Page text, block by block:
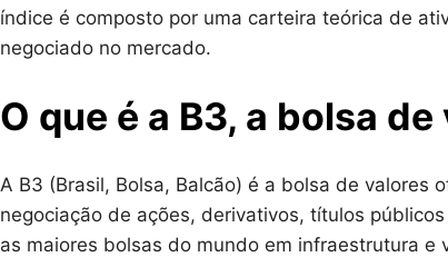
índice é composto por uma carteira teórica de
negociado no mercado.
O que é a B3, a bolsa
A B3 (Brasil, Bolsa, Balcão) é a bolsa de valores
negociação de ações, derivativos, títulos
as maiores bolsas do mundo em infraestrutura e